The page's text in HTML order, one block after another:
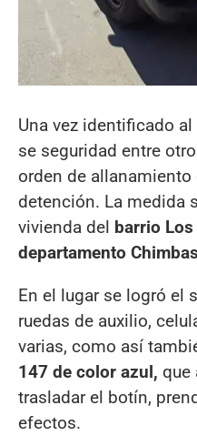
Una vez identificado
se seguridad entre
orden de allanamiento
detención. La medida
vivienda del barrio Los
departamento
En el lugar se logró el
ruedas de auxilio,
varias, como así
147 de color azul, que
trasladar el botín,
efectos.